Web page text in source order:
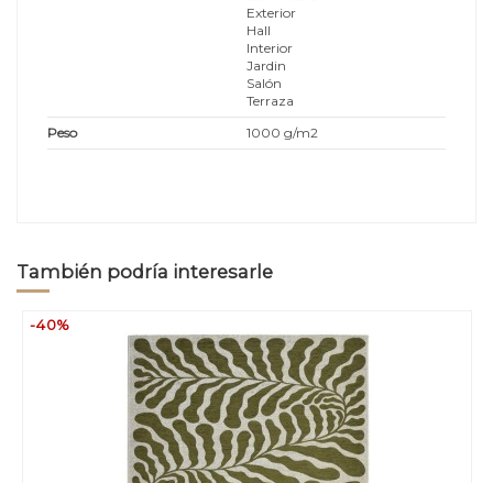
Exterior
Hall
Interior
Jardin
Salón
Terraza
Peso
1000 g/m2
También podría interesarle
-40%